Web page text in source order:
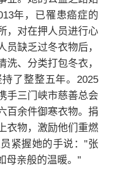
年，已罹患癌症的
，对在押人员进行心
员缺乏过冬衣物后，
、分类打包冬衣，
了整整五年。2025
手三门峡市慈善总会
百余件御寒衣物。捐
衣物，激励他们重燃
紧握她的手说："张
母亲般的温暖。"